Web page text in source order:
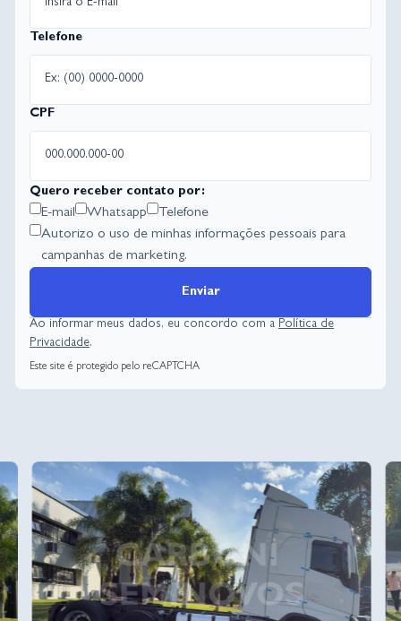
Telefone
CPF
Quero receber contato por:
E-mail Whatsapp
Telefone
Autorizo o uso de minhas informações pessoais para
campanhas de marketing.
Enviar
Ao informar meus dados, eu concordo com a Política de
Privacidade.
Este site é protegido pelo reCAPTCHA